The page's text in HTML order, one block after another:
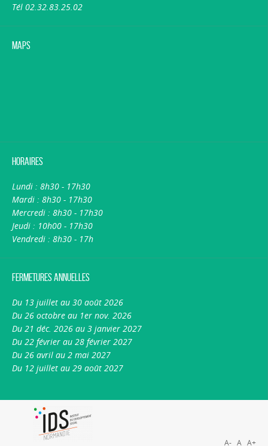
Tél 02.32.83.25.02
Maps
Horaires
Lundi : 8h30 - 17h30
Mardi : 8h30 - 17h30
Mercredi : 8h30 - 17h30
Jeudi : 10h00 - 17h30
Vendredi : 8h30 - 17h
Fermetures annuelles
Du 13 juillet au 30 août 2026
Du 26 octobre au 1er nov. 2026
Du 21 déc. 2026 au 3 janvier 2027
Du 22 février au 28 février 2027
Du 26 avril au 2 mai 2027
Du 12 juillet au 29 août 2027
A- A A+